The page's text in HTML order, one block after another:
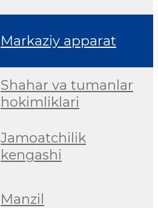
Markaziy apparat
Shahar va tumanlar
hokimliklari
Jamoatchilik
kengashi
Manzil